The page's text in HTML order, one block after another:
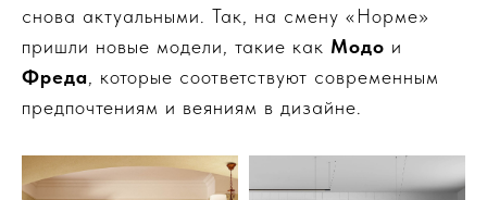
снова актуальными. Так, на смену «Норме»
пришли новые модели, такие как Модо и
Фреда, которые соответствуют современным
предпочтениям и веяниям в дизайне.